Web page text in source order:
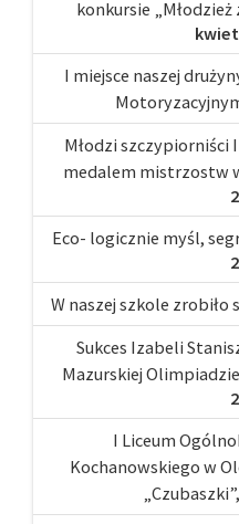
konkursie
I miejsce naszej
Młodzi szczypiorniści
medalem mistrzostw
Eco- logicznie myśl,
W naszej szkole zrobiło
Sukces Izabeli
Mazurskiej
I Liceum
Kochanowskiego w
„Czubaszki”,